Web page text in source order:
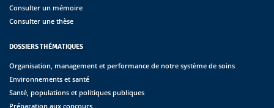
Consulter un mémoire
Consulter une thèse
DOSSIERS THÉMATIQUES
Organisation, management et performance de notre système de soins
Environnements et santé
Santé, populations et politiques publiques
Préparation aux concours